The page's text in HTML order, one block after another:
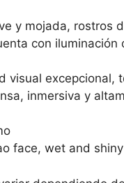
y mojada, rostros
con iluminación
visual excepcional,
inmersiva y
face, wet and